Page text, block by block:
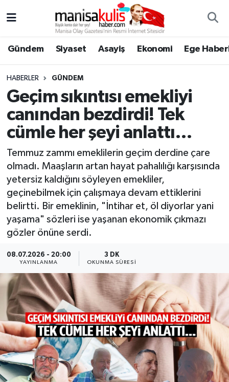
Gündem Siyaset Asayiş Ekonomi Ege
HABERLER GÜNDEM
Geçim sıkıntısı emekliyi
canından bezdirdi! Tek
cümle her şeyi anlattı…
Temmuz zammı emeklilerin geçim derdine çare
olmadı. Maaşların artan hayat pahalılığı karşısında
yetersiz kaldığını söyleyen emekliler,
geçinebilmek için çalışmaya devam ettiklerini
belirtti. Bir emeklinin, "İntihar et, öl diyorlar yani
yaşama" sözleri ise yaşanan ekonomik çıkmazı
gözler önüne serdi.
08.07.2026 - 20:00
YAYINLANMA
3 DK
OKUNMA SÜRESI
Ege Haberleri
Ekonomi
Genel
Resmi İlan
Siyaset
Spor
Yaşam
Yunusemre Hava Durumu
Yunusemre Trafik Yoğunluk Haritası
Süper Lig Puan Durumu ve Fikstür
Son Dakika Haberleri
Haber Arşivi